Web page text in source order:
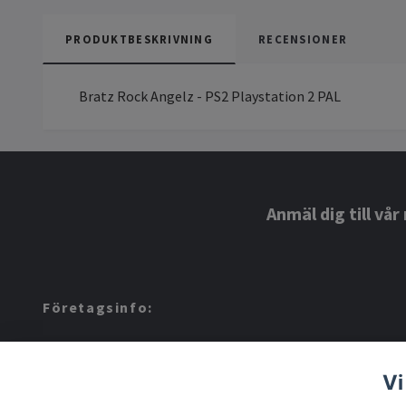
PRODUKTBESKRIVNING RECENSIONER
Bratz Rock Angelz - PS2 Playstation 2 PAL
Anmäl dig till
Företagsinfo: